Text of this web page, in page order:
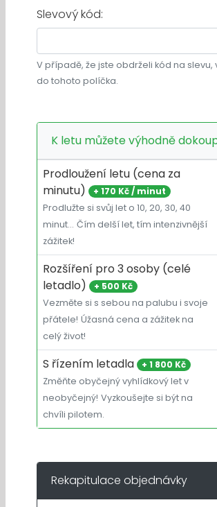
Slevový kód:
V případě, že jste obdrželi kód na slevu,
do tohoto políčka.
K letu můžete výhodně
Prodloužení letu (cena za
minutu)
+170 Kč / minut
Prodlužte si svůj let o 10, 20, 30, 40
minut… Čím delší let, tím intenzivnější
zážitek!
Rozšíření pro 3 osoby (celé
letadlo)
+ 500 Kč
Vezměte si s sebou na palubu i svoje
přátele! Úžasná cena a zážitek na
celý život!
S řízením letadla +1 800 Kč
Změňte obyčejný vyhlídkový let v
neobyčejný! Vyzkoušejte si být na
chvíli pilotem.
Rekapitulace objednávky